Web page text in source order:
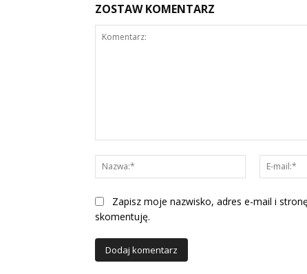
ZOSTAW KOMENTARZ
Nazwa:*
Zapisz moje nazwisko, adres e-mail i
skomentuję.